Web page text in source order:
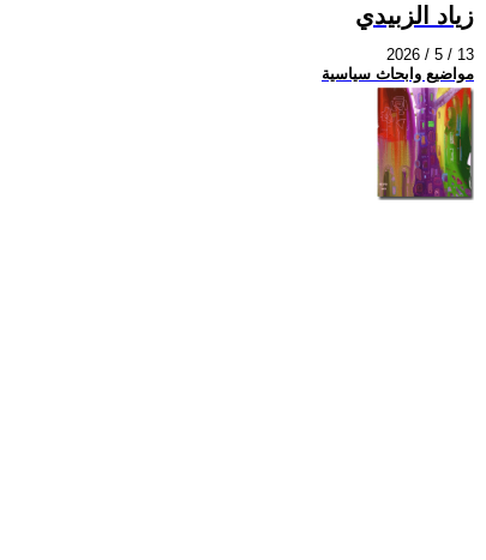
زياد الزبيدي
2026 / 5 / 13
مواضيع وابحاث سياسية